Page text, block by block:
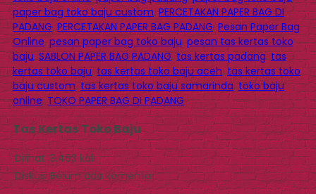
paper bag toko baju custom,PERCETAKAN PAPER BAG DI
PADANG,PERCETAKAN PAPER BAG PADANG,Pesan Paper Bag
Online,pesan paper bag toko baju,pesan tas kertas toko
baju,SABLON PAPER BAG PADANG,tas kertas padang,tas
kertas toko baju,tas kertas toko baju aceh,tas kertas toko
baju custom,tas kertas toko baju samarinda,toko baju
online,TOKO PAPER BAG DI PADANG
Tas Kertas Toko Baju
Dilihat 3.463 kali
Diskusi Belum ada komentar